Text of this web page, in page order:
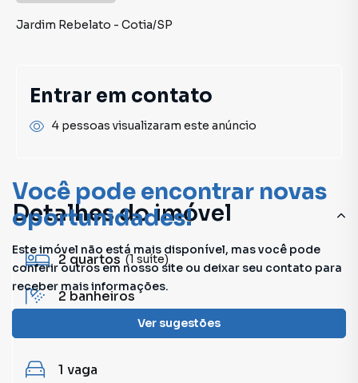
Você pode encontrar novas
oportunidades!
Este imóvel não está mais disponível, mas você pode
conferir outros em nosso site ou deixar seu contato para
receber mais informações.
Ver sugestões
Detalhes do imóvel
2 quartos (1 suíte)
2 banheiros
1 vaga
Jardim Rebelato - Cotia/SP
Entrar em contato
4 pessoas visualizaram este anúncio